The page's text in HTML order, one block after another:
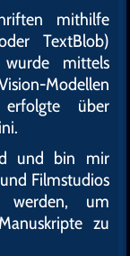
mithilfe
TextBlob)
wurde mittels
Modellen
erfolgte über
und bin mir
Filmstudios
werden, um
zu